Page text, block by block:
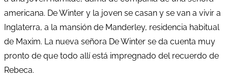
americana. De Winter y la joven se casan y se van a vivir a
Inglaterra, a la mansión de Manderley, residencia habitual
de Maxim. La nueva señora De Winter se da cuenta muy
pronto de que todo allí está impregnado del recuerdo de
Rebeca.